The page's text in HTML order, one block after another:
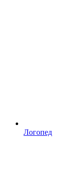
Логопед